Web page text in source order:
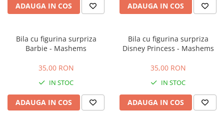
ADAUGA IN COS ADAUGA IN COS
Bila cu figurina surpriza
Barbie - Mashems
35,00 RON
IN STOC
ADAUGA IN COS
Bila cu figurina surpriza
Disney Princess - Mashems
35,00 RON
IN STOC
ADAUGA IN COS